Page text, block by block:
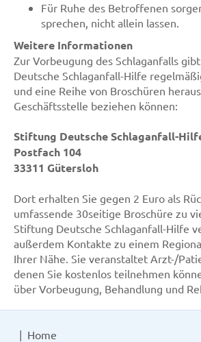
Für Ruhe des Betroffenen
sprechen, nicht allein lassen.
Weitere Informationen
Zur Vorbeugung des Schlaganfalls
Deutsche Schlaganfall-Hilfe
und eine Reihe von Broschüren
Geschäftsstelle beziehen können:
Stiftung Deutsche Schlaganfall-
Postfach 104
33311 Gütersloh
Dort erhalten Sie gegen 2 Euro als
umfassende 30seitige Broschüre zu
Stiftung Deutsche Schlaganfall-Hilfe
außerdem Kontakte zu einem
Ihrer Nähe. Sie veranstaltet Arzt-/
denen Sie kostenlos teilnehmen
über Vorbeugung, Behandlung und
Home